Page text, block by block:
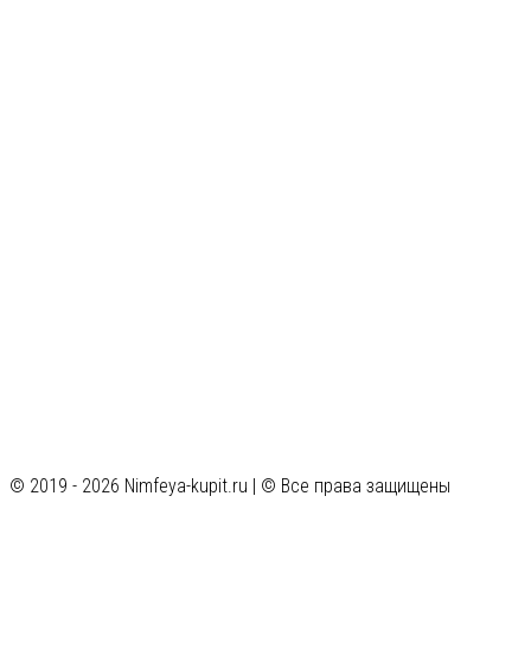
© 2019 - 2026 Nimfeya-kupit.ru | © Все права защищены